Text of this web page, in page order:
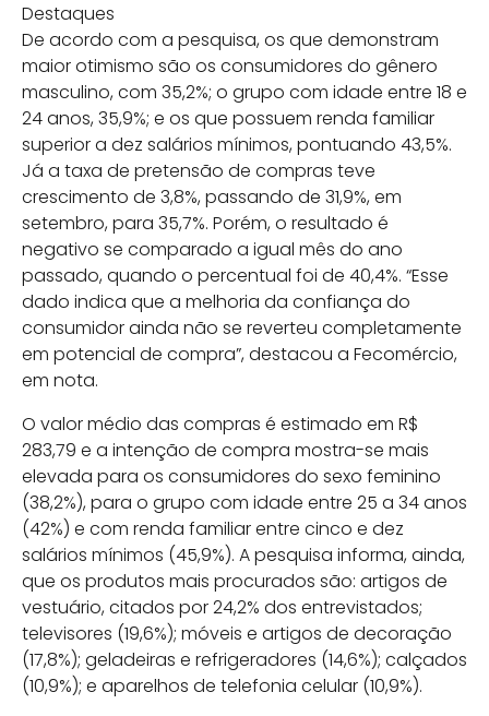
Destaques
De acordo com a pesquisa, os que demonstram
maior otimismo são os consumidores do gênero
masculino, com 35,2%; o grupo com idade entre 18 e
24 anos, 35,9%; e os que possuem renda familiar
superior a dez salários mínimos, pontuando 43,5%.
Já a taxa de pretensão de compras teve
crescimento de 3,8%, passando de 31,9%, em
setembro, para 35,7%. Porém, o resultado é
negativo se comparado a igual mês do ano
passado, quando o percentual foi de 40,4%. “Esse
dado indica que a melhoria da confiança do
consumidor ainda não se reverteu completamente
em potencial de compra”, destacou a Fecomércio,
em nota.
O valor médio das compras é estimado em R$
283,79 e a intenção de compra mostra-se mais
elevada para os consumidores do sexo feminino
(38,2%), para o grupo com idade entre 25 a 34 anos
(42%) e com renda familiar entre cinco e dez
salários mínimos (45,9%). A pesquisa informa, ainda,
que os produtos mais procurados são: artigos de
vestuário, citados por 24,2% dos entrevistados;
televisores (19,6%); móveis e artigos de decoração
(17,8%); geladeiras e refrigeradores (14,6%); calçados
(10,9%); e aparelhos de telefonia celular (10,9%).